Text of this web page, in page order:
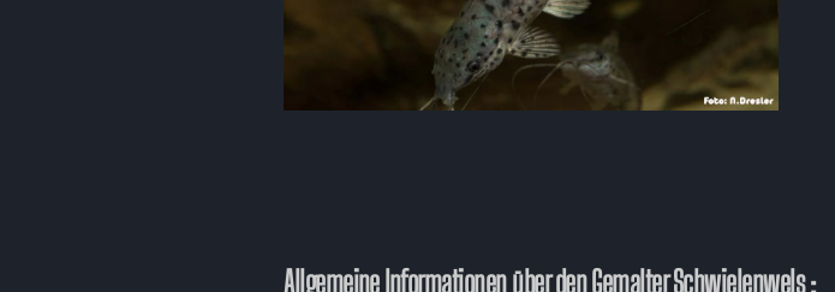
Allgemeine Informationen über den Gemalter Schwielenwels :